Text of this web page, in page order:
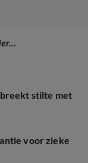
stilte met
voor zieke